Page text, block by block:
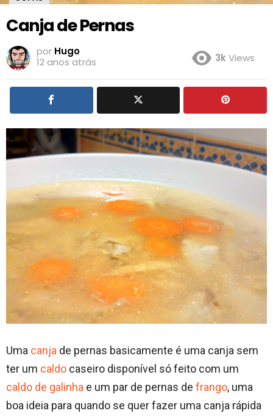
Canja de Pernas
por Hugo
12 anos atrás
3kViews
Uma canja de pernas basicamente é uma canja sem
ter um caldo caseiro disponível só feito com um
caldo de galinha e um par de pernas de frango, uma
boa ideia para quando se quer fazer uma canja rápida